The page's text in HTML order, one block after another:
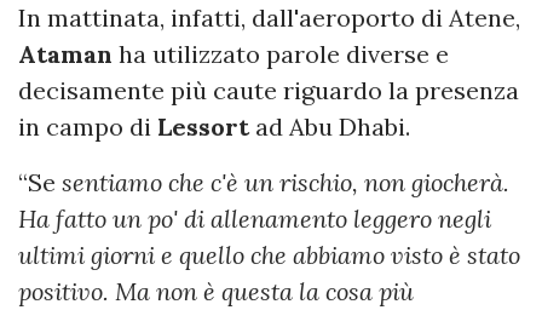
In mattinata, infatti, dall'aeroporto di Atene,
Ataman ha utilizzato parole diverse e
decisamente più caute riguardo la presenza
in campo di Lessort ad Abu Dhabi.
“Se sentiamo che c'è un rischio, non giocherà.
Ha fatto un po' di allenamento leggero negli
ultimi giorni e quello che abbiamo visto è stato
positivo. Ma non è questa la cosa più